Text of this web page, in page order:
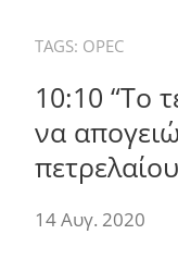
TAGS: OPEC
10:10 “Το
να
14 Αυγ. 2020